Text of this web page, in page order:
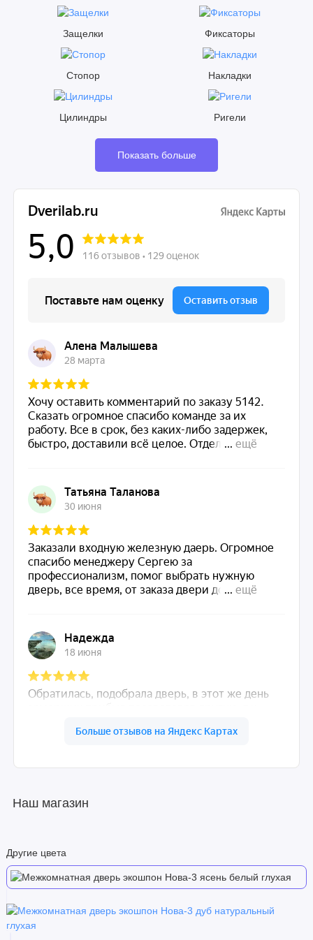
Защелки Фиксаторы
Стопор Накладки
Цилиндры Ригели
Показать больше
Наш магазин
Другие цвета